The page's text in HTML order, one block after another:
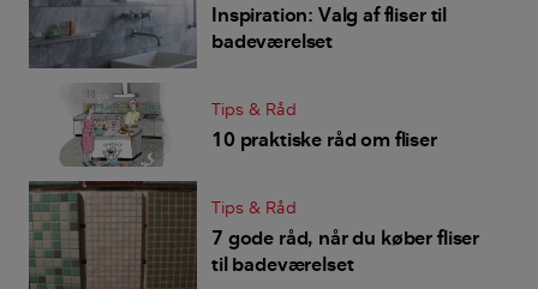
Inspiration: Valg af fliser til
badeværelset
Tips & Råd
10 praktiske råd om fliser
Tips & Råd
7 gode råd, når du køber fliser
til badeværelset